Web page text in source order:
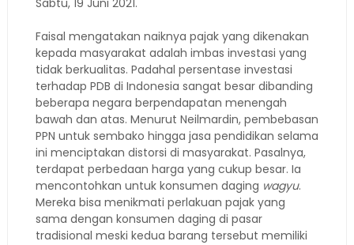
Sabtu, 19 Juni 2021.
Faisal mengatakan naiknya pajak yang dikenakan
kepada masyarakat adalah imbas investasi yang
tidak berkualitas. Padahal persentase investasi
terhadap PDB di Indonesia sangat besar dibanding
beberapa negara berpendapatan menengah
bawah dan atas. Menurut Neilmardin, pembebasan
PPN untuk sembako hingga jasa pendidikan selama
ini menciptakan distorsi di masyarakat. Pasalnya,
terdapat perbedaan harga yang cukup besar. Ia
mencontohkan untuk konsumen daging wagyu.
Mereka bisa menikmati perlakuan pajak yang
sama dengan konsumen daging di pasar
tradisional meski kedua barang tersebut memiliki